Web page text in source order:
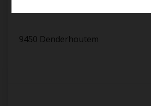
9450 Denderhoutem